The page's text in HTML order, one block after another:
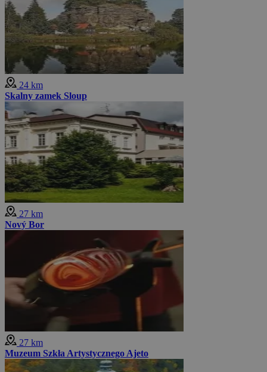
24 km
Skalny zamek Sloup
27 km
Nový Bor
27 km
Muzeum Szkła Artystycznego Ajeto